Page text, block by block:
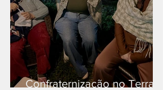
Confraternização no Terra